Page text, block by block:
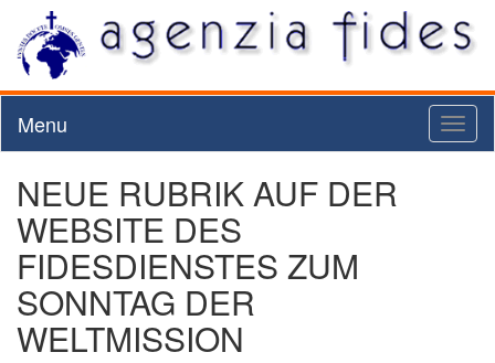
Menu
NEUE RUBRIK AUF DER
WEBSITE DES
FIDESDIENSTES ZUM
SONNTAG DER
WELTMISSION